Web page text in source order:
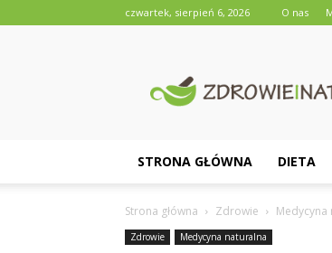
czwartek, sierpień 6, 2026 O nas
STRONA GŁÓWNA DIETA
Strona główna Zdrowie Medycyna
Zdrowie Medycyna naturalna